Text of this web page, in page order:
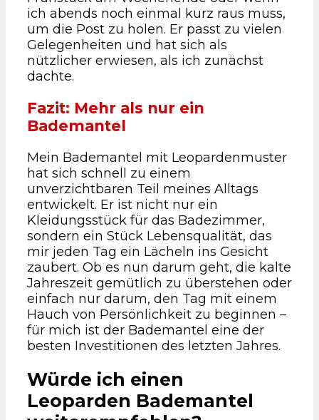
ich abends noch einmal kurz raus muss,
um die Post zu holen. Er passt zu vielen
Gelegenheiten und hat sich als
nützlicher erwiesen, als ich zunächst
dachte.
Fazit: Mehr als nur ein
Bademantel
Mein Bademantel mit Leopardenmuster
hat sich schnell zu einem
unverzichtbaren Teil meines Alltags
entwickelt. Er ist nicht nur ein
Kleidungsstück für das Badezimmer,
sondern ein Stück Lebensqualität, das
mir jeden Tag ein Lächeln ins Gesicht
zaubert. Ob es nun darum geht, die kalte
Jahreszeit gemütlich zu überstehen oder
einfach nur darum, den Tag mit einem
Hauch von Persönlichkeit zu beginnen –
für mich ist der Bademantel eine der
besten Investitionen des letzten Jahres.
Würde ich einen
Leoparden Bademantel